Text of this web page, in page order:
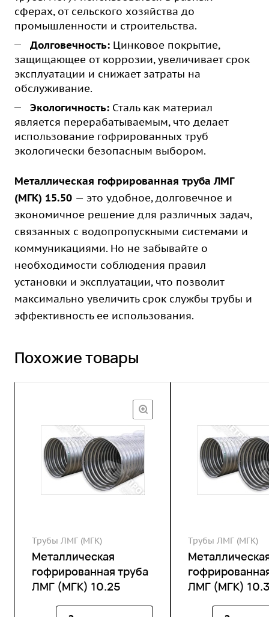
сферах, от сельского хозяйства до
промышленности и строительства.
Долговечность: Цинковое покрытие,
защищающее от коррозии, увеличивает срок
эксплуатации и снижает затраты на
обслуживание.
Экологичность: Сталь как материал
является перерабатываемым, что делает
использование гофрированных труб
экологически безопасным выбором.
Металлическая гофрированная труба ЛМГ
(МГК) 15.50 — это удобное, долговечное и
экономичное решение для различных задач,
связанных с водопропускными системами и
коммуникациями. Но не забывайте о
необходимости соблюдения правил
установки и эксплуатации, что позволит
максимально увеличить срок службы трубы и
эффективность ее использования.
Похожие товары
Трубы ЛМГ (МГК)
Металлическая
гофрированная труба
ЛМГ (МГК) 10.25
Трубы ЛМГ (МГК)
ЛМГ (МГК)